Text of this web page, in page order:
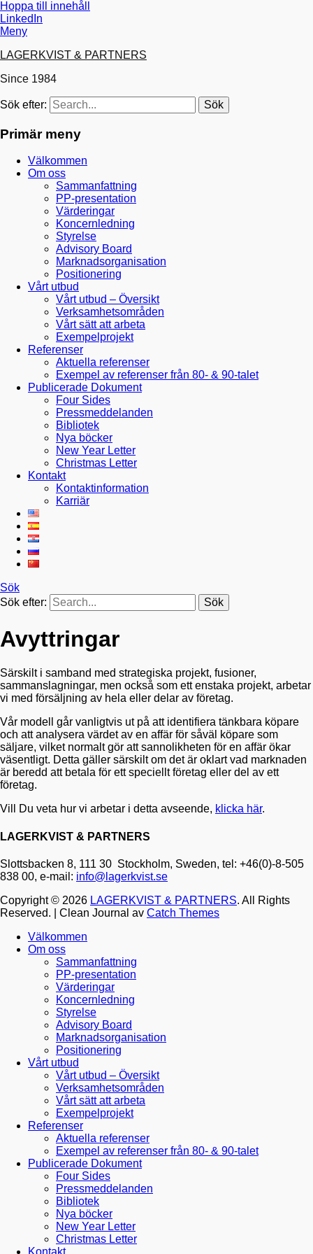
Hoppa till innehåll
LinkedIn
Meny
LAGERKVIST & PARTNERS
Since 1984
Sök efter:
Primär meny
Välkommen
Om oss
Sammanfattning
PP-presentation
Värderingar
Koncernledning
Styrelse
Advisory Board
Marknadsorganisation
Positionering
Vårt utbud
Vårt utbud – Översikt
Verksamhetsområden
Vårt sätt att arbeta
Exempelprojekt
Referenser
Aktuella referenser
Exempel av referenser från 80- & 90-talet
Publicerade Dokument
Four Sides
Pressmeddelanden
Bibliotek
Nya böcker
New Year Letter
Christmas Letter
Kontakt
Kontaktinformation
Karriär
Sök
Sök efter:
Avyttringar
Särskilt i samband med strategiska projekt, fusioner,
sammanslagningar, men också som ett enstaka projekt, arbetar
vi med försäljning av hela eller delar av företag.
Vår modell går vanligtvis ut på att identifiera tänkbara köpare
och att analysera värdet av en affär för såväl köpare som
säljare, vilket normalt gör att sannolikheten för en affär ökar
väsentligt. Detta gäller särskilt om det är oklart vad marknaden
är beredd att betala för ett speciellt företag eller del av ett
företag.
Vill Du veta hur vi arbetar i detta avseende, klicka här.
LAGERKVIST & PARTNERS
Slottsbacken 8, 111 30 Stockholm, Sweden, tel: +46(0)-8-505
838 00, e-mail: info@lagerkvist.se
Copyright © 2026 LAGERKVIST & PARTNERS. All Rights
Reserved. | Clean Journal av Catch Themes
Välkommen
Om oss
Sammanfattning
PP-presentation
Värderingar
Koncernledning
Styrelse
Advisory Board
Marknadsorganisation
Positionering
Vårt utbud
Vårt utbud – Översikt
Verksamhetsområden
Vårt sätt att arbeta
Exempelprojekt
Referenser
Aktuella referenser
Exempel av referenser från 80- & 90-talet
Publicerade Dokument
Four Sides
Pressmeddelanden
Bibliotek
Nya böcker
New Year Letter
Christmas Letter
Kontakt